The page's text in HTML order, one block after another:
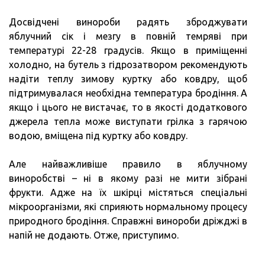
Досвідчені винороби радять зброджувати
яблучний сік і мезгу в повній темряві при
температурі 22-28 градусів. Якщо в приміщенні
холодно, на бутель з гідрозатвором рекомендують
надіти теплу зимову куртку або ковдру, щоб
підтримувалася необхідна температура бродіння. А
якщо і цього не вистачає, то в якості додаткового
джерела тепла може виступати грілка з гарячою
водою, вміщена під куртку або ковдру.
Але найважливіше правило в яблучному
виноробстві – ні в якому разі не мити зібрані
фрукти. Адже на їх шкірці містяться спеціальні
мікроорганізми, які сприяють нормальному процесу
природного бродіння. Справжні винороби дріжджі в
напій не додають. Отже, приступимо.